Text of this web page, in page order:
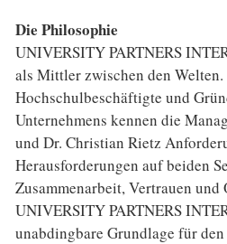
Die Philosophie
UNIVERSITY PARTNERS
als Mittler zwischen den
Hochschulbeschäftigte und
Unternehmens kennen die
und Dr. Christian Rietz
Herausforderungen auf beiden
Zusammenarbeit, Vertrauen
UNIVERSITY PARTNERS
unabdingbare Grundlage für